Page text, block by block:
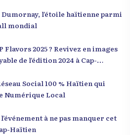
l’étoile haïtienne parmi
mondial
Flavors 2025 ? Revivez en images
de l’édition 2024 à Cap-
Social 100 % Haïtien qui
Numérique Local
à ne pas manquer cet
Haïtien